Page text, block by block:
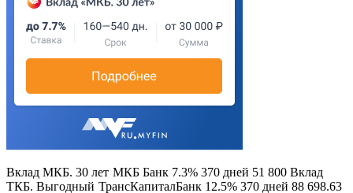
Вклад МКБ. 30 лет МКБ Банк 7.3% 370 дней 51 800 Вклад
ТКБ. Выгодный ТрансКапиталБанк 12.5% 370 дней 88 698.63